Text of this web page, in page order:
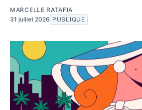
MARCELLE RATAFIA
31 juillet 2026 PUBLIQUE